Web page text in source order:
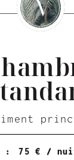
: 75 € /